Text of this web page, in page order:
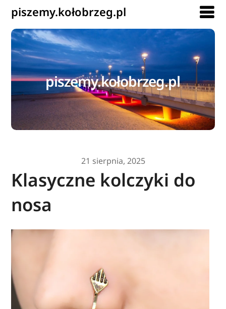
piszemy.kołobrzeg.pl
piszemy.kołobrzeg.pl
21 sierpnia, 2025
Klasyczne kolczyki do
nosa